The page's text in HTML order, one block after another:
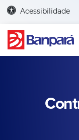
Acessibilidade